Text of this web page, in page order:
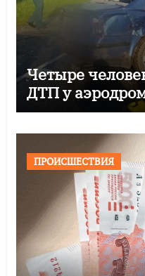
Четыре
ДТП у
ПРОИСШЕСТВИЯ